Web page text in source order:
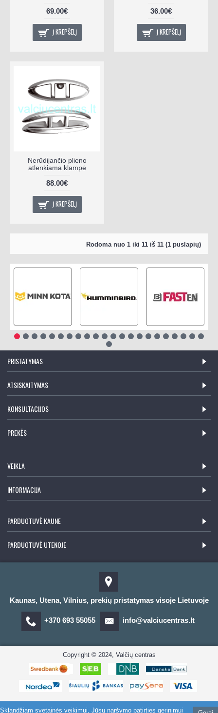
69.00€
Į KREPŠELĮ
36.00€
Į KREPŠELĮ
Nerūdijančio plieno
atlenkiama klampė
88.00€
Į KREPŠELĮ
Rodoma nuo 1 iki 11 iš 11 (1 puslapių)
PRISTATYMAS
ATSISKAITYMAS
KONSULTACIJOS
PREKĖS
VEIKLA
INFORMACIJA
PARDUOTUVĖ KAUNE
PARDUOTUVĖ UTENOJE
Kaunas, Utena, Vilnius, prekių pristatymas visoje Lietuvoje
+370 693 55055 info@valciucentras.lt
Copyright © 2024, Valčių centras
Sklandžiam svetainės veikimui, Jūsų naršymo patirties gerinimui